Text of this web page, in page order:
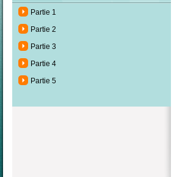
Partie 1
Partie 2
Partie 3
Partie 4
Partie 5